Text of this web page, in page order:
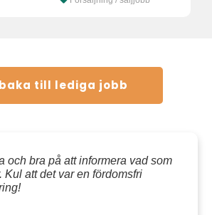
till lediga jobb
och bra på att informera vad som
Kul att det var en fördomsfri